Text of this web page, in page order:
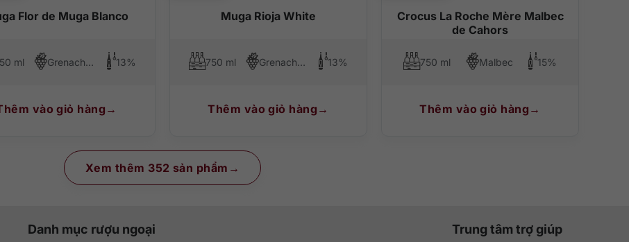
Flor de Muga Blanco
ml Grenache Blanc, Macabeo, Maturana Blanca 13%
vào giỏ hàng
Muga Rioja White
750 ml Grenache Blanc, Malvasia 13%
Thêm vào giỏ hàng
Crocus La Roche Mère Malbec
de Cahors
750 ml Malbec 15%
Thêm vào giỏ hàng
Xem thêm 352 sản phẩm
Danh mục rượu ngoại Trung tâm trợ giúp